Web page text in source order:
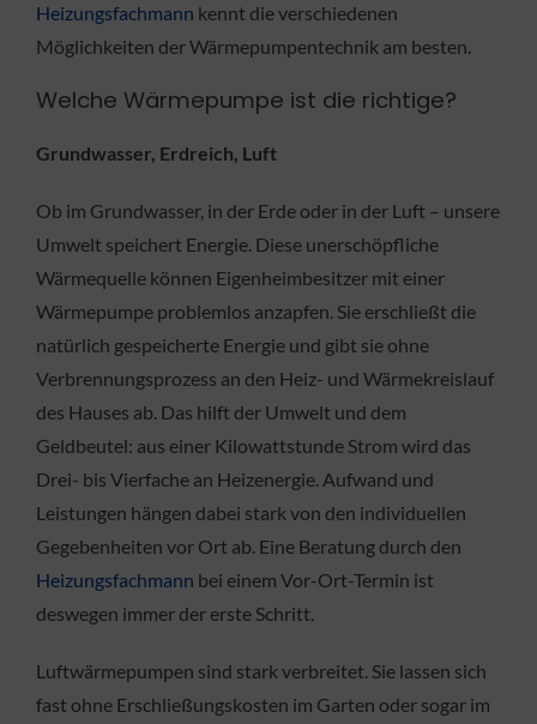
Heizungsfachmann kennt die verschiedenen
Möglichkeiten der Wärmepumpentechnik am besten.
Welche Wärmepumpe ist die richtige?
Grundwasser, Erdreich, Luft
Ob im Grundwasser, in der Erde oder in der Luft – unsere
Umwelt speichert Energie. Diese unerschöpfliche
Wärmequelle können Eigenheimbesitzer mit einer
Wärmepumpe problemlos anzapfen. Sie erschließt die
natürlich gespeicherte Energie und gibt sie ohne
Verbrennungsprozess an den Heiz- und Wärmekreislauf
des Hauses ab. Das hilft der Umwelt und dem
Geldbeutel: aus einer Kilowattstunde Strom wird das
Drei- bis Vierfache an Heizenergie. Aufwand und
Leistungen hängen dabei stark von den individuellen
Gegebenheiten vor Ort ab. Eine Beratung durch den
Heizungsfachmann bei einem Vor-Ort-Termin ist
deswegen immer der erste Schritt.
Luftwärmepumpen sind stark verbreitet. Sie lassen sich
fast ohne Erschließungskosten im Garten oder sogar im